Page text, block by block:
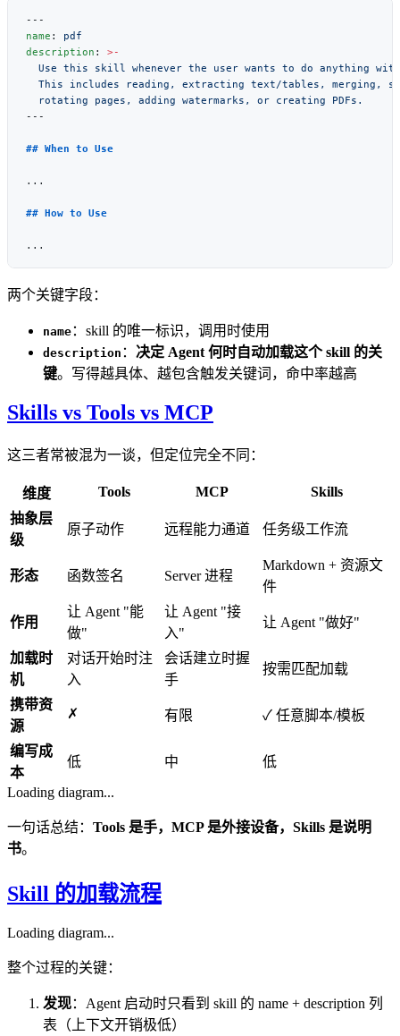
name :
description :
两个关键字段：
name ：skill 的唯一标识，调用时使用
description ： 决定 Agent 何时自动加载这个 skill 的关
键。写得越具体、越包含触发关键词，命中率越高
Skills vs Tools vs MCP
这三者常被混为一谈，但定位完全不同：
维度 Tools MCP
Skills
抽象层
级
原子动作 远程能力通道 任务级工作流
形态 函数签名 Server 进程
Markdown + 资源文
件
作用
让 Agent "能
做"
让 Agent "接
入"
让 Agent "做好"
加载时
机
对话开始时注
入
会话建立时握
手
按需匹配加载
携带资
源
✗ 有限 ✓ 任意脚本/模板
编写成
本
低 中
低
Loading diagram...
一句话总结： Tools 是手，MCP 是外接设备，Skills 是说明
书。
Skill 的加载流程
Loading diagram...
整个过程的关键：
发现：Agent 启动时只看到 skill 的 name + description 列
表（上下文开销极低）